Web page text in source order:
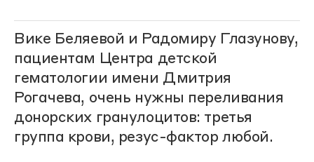
Вике Беляевой и Радомиру Глазунову,
пациентам Центра детской
гематологии имени Дмитрия
Рогачева, очень нужны переливания
донорских гранулоцитов: третья
группа крови, резус-фактор любой.